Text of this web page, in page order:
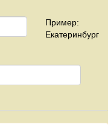
Пример:
Екатеринбург